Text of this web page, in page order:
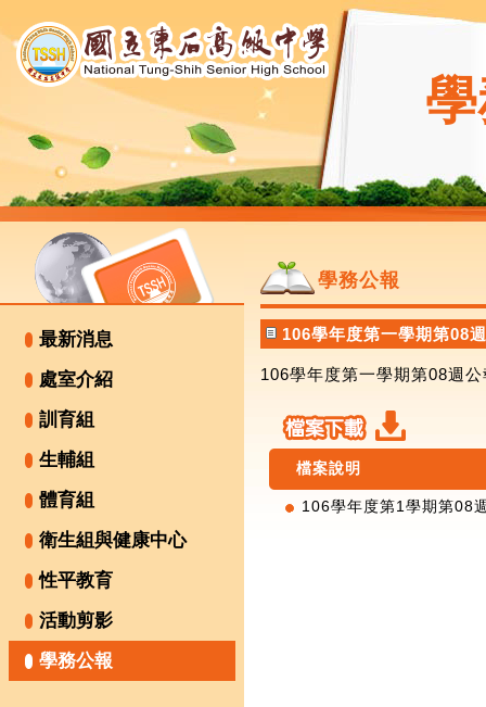
最新消息
處室介紹
訓育組
生輔組
體育組
衛生組與健康中心
性平教育
活動剪影
學務公報
學務公報
106學年度第一學期第08
106學年度第一學期第08週公
檔案說明
106學年度第1學期第08